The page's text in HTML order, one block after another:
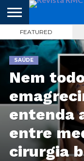
HOME
REVISTA
RMC
PROJETO
CULTURAL
RMC – 20
CIDADES
ARTE &
CULTURA
NOTÍCIAS
CORPORATIVAS
EDIÇÕES
ANTERIORES
PARCEIROS
FAÇA
O
SEU
SITE!
FALE
CONOSCO
FEATURED
SAÚDE
Nem
entenda
entre
cirurgia